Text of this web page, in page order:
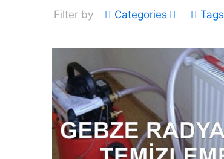
Filter by Categories Tags